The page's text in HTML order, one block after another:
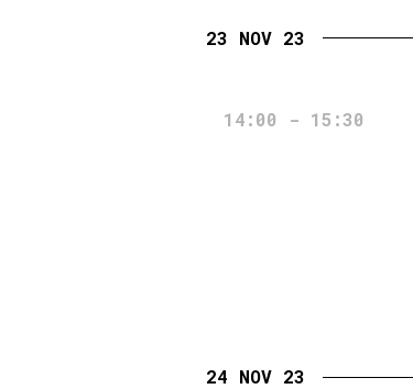
23 NOV 23
14:00 - 15:30
24 NOV 23